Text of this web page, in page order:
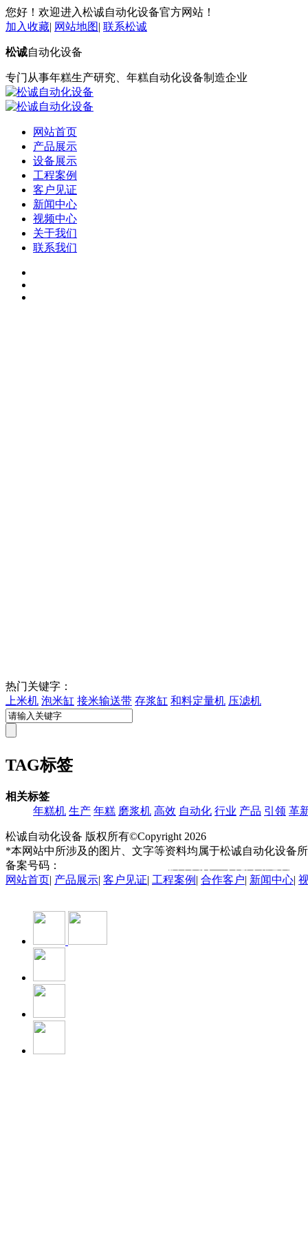
您好！欢迎进入松诚自动化设备官方网站！
加入收藏| 网站地图| 联系松诚
松诚自动化设备
专门从事年糕生产研究、年糕自动化设备制造企业
网站首页
产品展示
设备展示
工程案例
客户见证
新闻中心
视频中心
关于我们
联系我们
热门关键字：
上米机 泡米缸 接米输送带 存浆缸 和料定量机 压滤机
TAG标签
相关标签
年糕机 生产 年糕 磨浆机 高效 自动化 行业 产品 引领 革
松诚自动化设备 版权所有©Copyright 2026
*本网站中所涉及的图片、文字等资料均属于松诚自动化设备
备案号码：
网站首页| 产品展示| 客户见证| 工程案例 | 合作客户| 新闻中心|